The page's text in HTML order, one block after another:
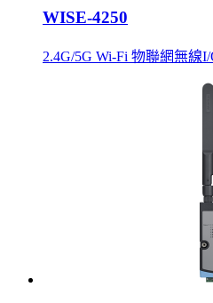
WISE-4250
2.4G/5G Wi-Fi 物聯網無線I/